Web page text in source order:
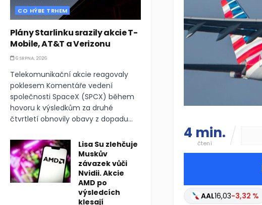
4 min.
čtení
AAL16,03-3,32 %
CO HÝBE TRHEM
Plány Starlinku srazily akcie T-
Mobile, AT&T a Verizonu
6 SRPNA, 2026
Telekomunikační akcie reagovaly
poklesem Komentáře vedení
společnosti SpaceX (SPCX) během
hovoru k výsledkům za druhé
čtvrtletí obnovily obavy z dopadu...
Lisa Su zlehčuje
Muskův
závazek vůči
Nvidii. Akcie
AMD po
výsledcích
klesají